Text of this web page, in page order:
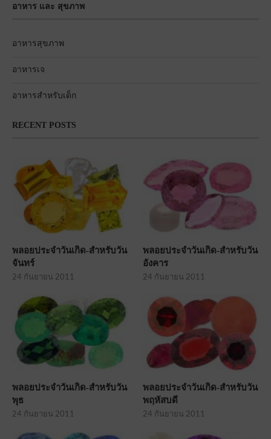
อาหาร และ สุขภาพ
อาหารสุขภาพ
อาหารเจ
อาหารสำหรับเด็ก
RECENT POSTS
พลอยประจำวันเกิด-สำหรับวัน
จันทร์
24 กันยายน 2011
พลอยประจำวันเกิด-สำหรับวัน
อังคาร
24 กันยายน 2011
พลอยประจำวันเกิด-สำหรับวัน
พุธ
24 กันยายน 2011
พลอยประจำวันเกิด-สำหรับวัน
พฤหัสบดี
24 กันยายน 2011